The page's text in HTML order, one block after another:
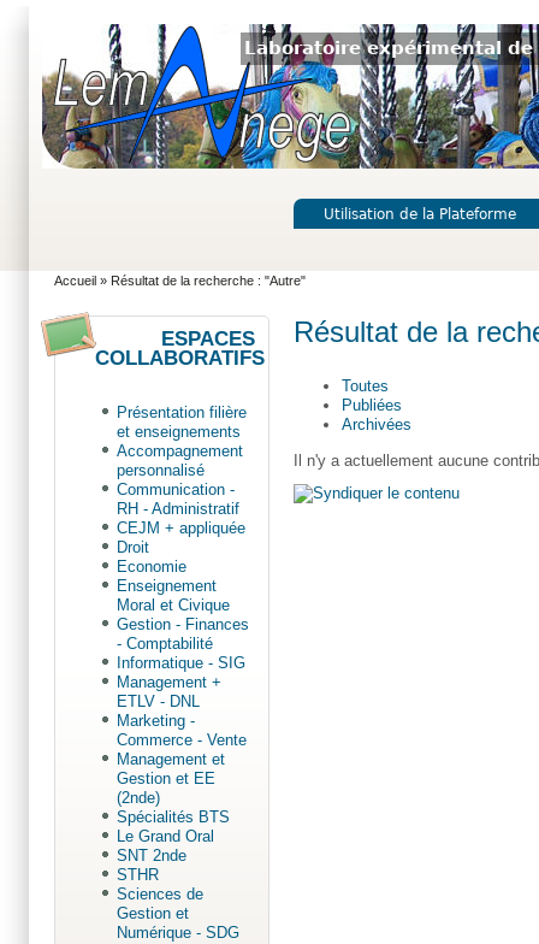
Laboratoire expérimental
Utilisation de la Plateforme
Accueil » Résultat de la recherche : "Autre"
Résultat de la
Toutes
Publiées
Archivées
Il n'y a actuellement aucune
ESPACES
COLLABORATIFS
Présentation filière
et enseignements
Accompagnement
personnalisé
Communication -
RH - Administratif
CEJM + appliquée
Droit
Economie
Enseignement
Moral et Civique
Gestion - Finances
- Comptabilité
Informatique - SIG
Management +
ETLV - DNL
Marketing -
Commerce - Vente
Management et
Gestion et EE
(2nde)
Spécialités BTS
Le Grand Oral
SNT 2nde
STHR
Sciences de
Gestion et
Numérique - SDG